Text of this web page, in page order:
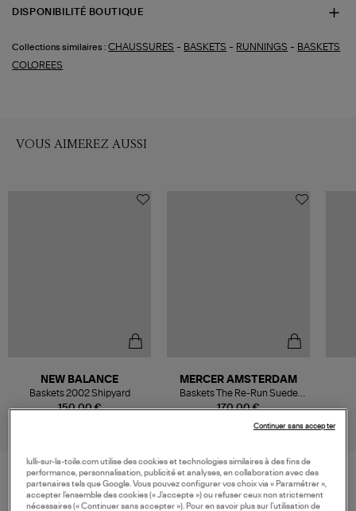
DISPONIBILITÉ BOUTIQUE
Collections similaires : CHAUSSURES - BASKETS - RUNNINGS - BASKETS
COLOREES
VOUS AIMEREZ AUSSI
150,00 €
NEW BALANCE
Baskets 2002 Shipyard
170,00 €
MERCER AMSTERDAM
Baskets The Re-Run Suede
Light Sand
VOS DERNIERS PRODUITS VUS
lulli-sur-la-toile.com utilise des cookies et technologies similaires à des fins de
performance, personnalisation, publicité et analyses, en collaboration avec des
partenaires tels que Google. Vous pouvez configurer vos choix via « Paramétrer »,
accepter l’ensemble des cookies (« J’accepte ») ou refuser ceux non strictement
nécessaires (« Continuer sans accepter »). Pour en savoir plus sur l’utilisation de
Continuer sans accepter